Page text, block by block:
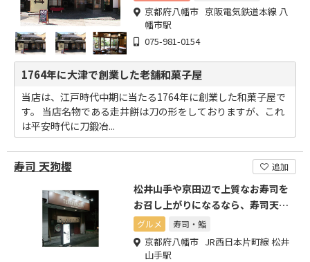
京都府八幡市 京阪電気鉄道本線 八
幡市駅
075-981-0154
1764年に大津で創業した老舗和菓子屋
当店は、江戸時代中期に当たる1764年に創業した和菓子屋で
す。 当店名物である走井餅は刀の形をしておりますが、これ
は平安時代に刀鍛冶...
寿司 天狗櫻 追加
松井山手や京田辺で上質なお寿司を
お召し上がりになるなら、寿司天狗
櫻をご利用下さい。
グルメ 寿司・鮨
京都府八幡市 JR西日本片町線 松井
山手駅